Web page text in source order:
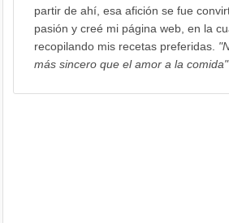
partir de ahí, esa afición se fue
pasión y creé mi página web, en la
recopilando mis recetas preferidas.
más sincero que el amor a la comida"